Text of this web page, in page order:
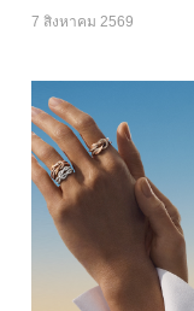
7 สิงหาคม 2569